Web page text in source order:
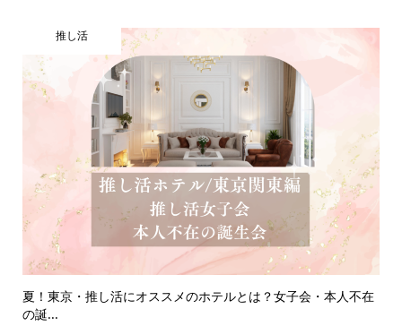
推し活
夏！東京・推し活にオススメのホテルとは？女子会・本人不在
の誕...